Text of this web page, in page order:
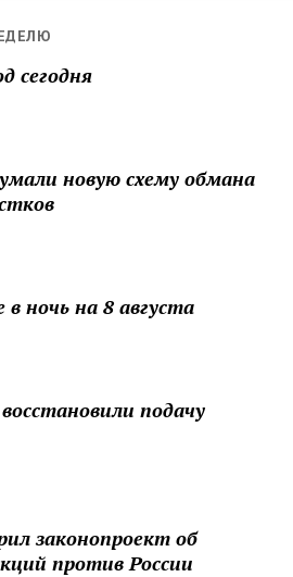
сегодня
новую схему обмана
ночь на 8 августа
подачу
законопроект об
против России